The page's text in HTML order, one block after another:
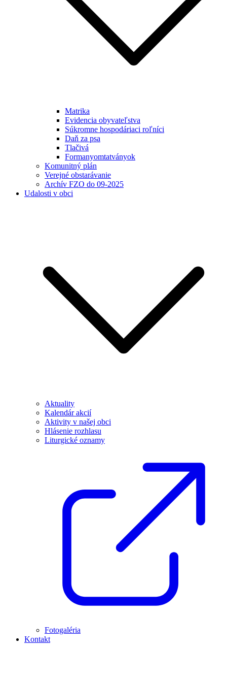
Matrika
Evidencia obyvateľstva
Súkromne hospodáriaci roľníci
Daň za psa
Tlačivá
Formanyomtatványok
Komunitný plán
Verejné obstarávanie
Archív FZO do 09-2025
Udalosti v obci
Aktuality
Kalendár akcií
Aktivity v našej obci
Hlásenie rozhlasu
Liturgické oznamy
Fotogaléria
Kontakt